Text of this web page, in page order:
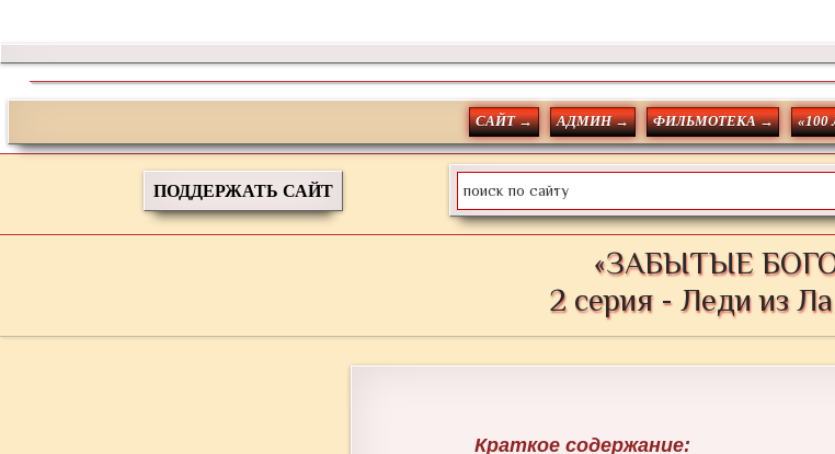
САЙТ → АДМИН → ФИЛЬМОТЕКА →
ПОДДЕРЖАТЬ САЙТ
«ЗАБЫТЫЕ
2 серия - Леди из
Краткое содержание: